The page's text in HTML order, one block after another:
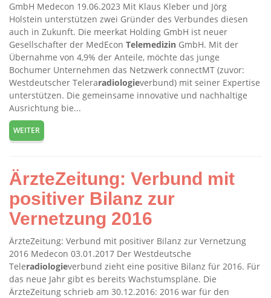
GmbH Medecon 19.06.2023 Mit Klaus Kleber und Jörg
Holstein unterstützen zwei Gründer des Verbundes diesen
auch in Zukunft. Die meerkat Holding GmbH ist neuer
Gesellschafter der MedEcon Telemedizin GmbH. Mit der
Übernahme von 4,9% der Anteile, möchte das junge
Bochumer Unternehmen das Netzwerk connectMT (zuvor:
Westdeutscher Teleraradiologieverbund) mit seiner Expertise
unterstützen. Die gemeinsame innovative und nachhaltige
Ausrichtung bie...
WEITER
ÄrzteZeitung: Verbund mit
positiver Bilanz zur
Vernetzung 2016
ÄrzteZeitung: Verbund mit positiver Bilanz zur Vernetzung
2016 Medecon 03.01.2017 Der Westdeutsche
Teleradiologieverbund zieht eine positive Bilanz für 2016. Für
das neue Jahr gibt es bereits Wachstumspläne. Die
ÄrzteZeitung schrieb am 30.12.2016: 2016 war für den